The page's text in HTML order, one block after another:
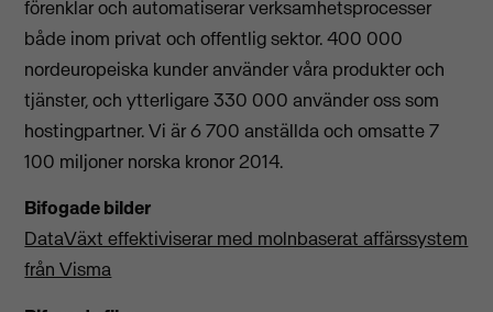
förenklar och automatiserar verksamhetsprocesser
både inom privat och offentlig sektor. 400 000
nordeuropeiska kunder använder våra produkter och
tjänster, och ytterligare 330 000 använder oss som
hostingpartner. Vi är 6 700 anställda och omsatte 7
100 miljoner norska kronor 2014.
Bifogade bilder
DataVäxt effektiviserar med molnbaserat affärssystem
från Visma